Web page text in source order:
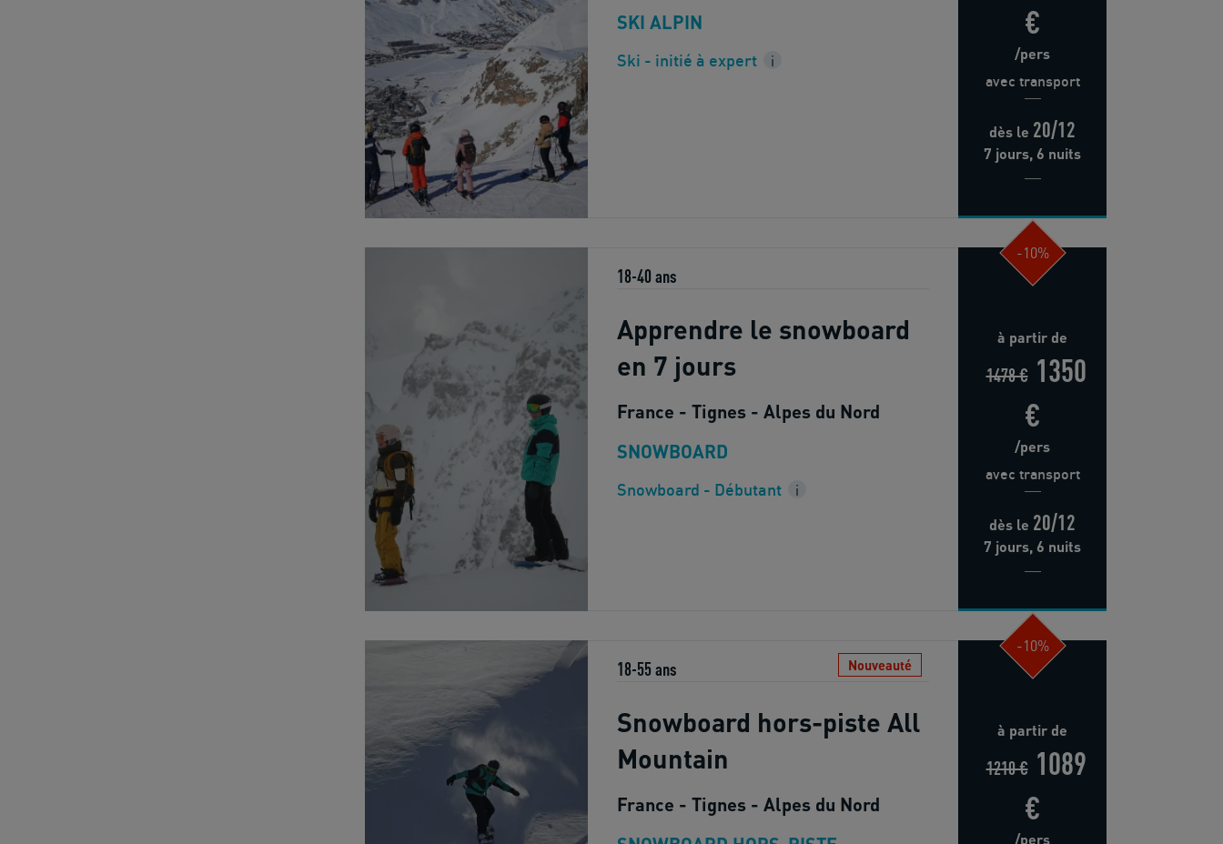
SKI ALPIN
Ski - initié à expert i
€
/pers
avec transport
dès le 20/12
7 jours, 6 nuits
18-40 ans
Apprendre le snowboard
en 7 jours
France - Tignes - Alpes du Nord
SNOWBOARD
Snowboard - Débutant i
-10%
à partir de
1478 € 1350
€
/pers
avec transport
dès le 20/12
7 jours, 6 nuits
18-55 ans Nouveauté
Snowboard hors-piste All
Mountain
France - Tignes - Alpes du Nord
-10%
à partir de
1210 € 1089
€
/pers